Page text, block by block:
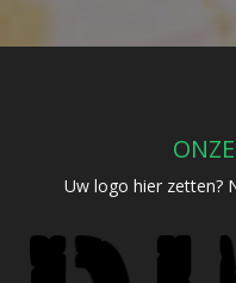
Uw logo hier zetten?